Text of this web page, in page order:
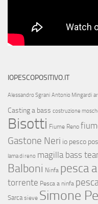
IOPESCOPOSITIVO.IT
Alessandro Sgrani Antonio Mingardi
Casting a bass costruzione
Bisotti Fiume Reno
Gastone Neri io pesco
lama di reno magilla bass
Balboni Ninfa pesca
torrente Pesca a ninfa
Sarca sieve Simone